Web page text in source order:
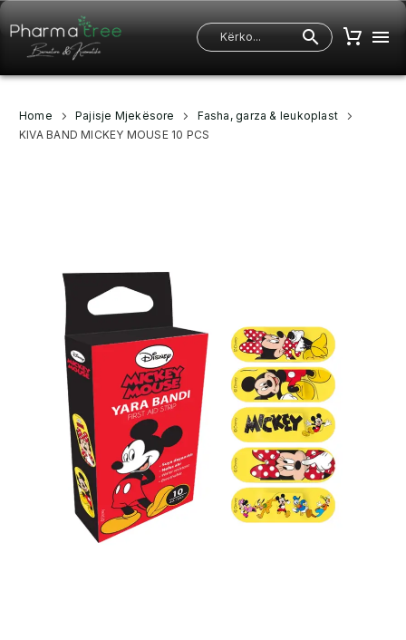
Home Pajisje Mjekësore
Fasha, garza & leukoplast
KIVA BAND MICKEY MOUSE 10 PCS